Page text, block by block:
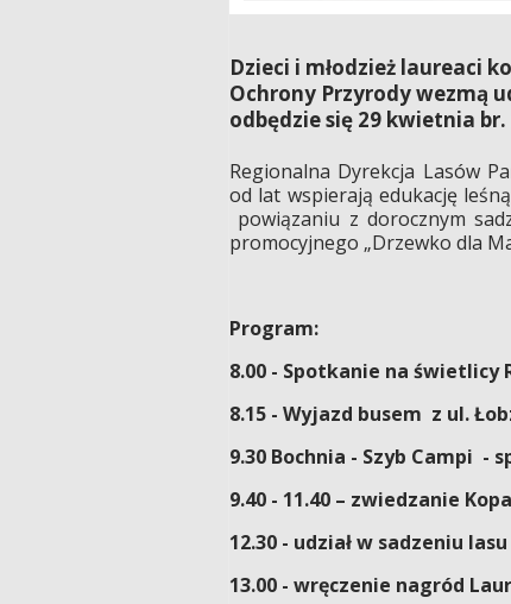
Dzieci i młodzież laureaci
Ochrony Przyrody wezmą
odbędzie się 29 kwietnia
Regionalna Dyrekcja Lasów
od lat wspierają edukację
powiązaniu z dorocznym
promocyjnego „Drzewko dla
Program:
8.00 - Spotkanie na świetlicy
8.15 - Wyjazd busem z ul.
9.30 Bochnia - Szyb Campi
9.40 - 11.40 – zwiedzanie
12.30 - udział w sadzeniu
13.00 - wręczenie nagród